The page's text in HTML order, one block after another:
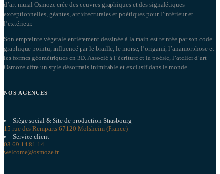
d’art mural Osmoze crée des oeuvres graphiques et des signalétiques
exceptionnelles, géantes, architecturales et poétiques pour l’intérieur et
l’extérieur.
Son empreinte végétale entièrement dessinée à la main est teintée par son code
graphique pointu, influencé par le braille, le morse, l’origami, l’anamorphose et
les formes géométriques en 3D. Associé à l’écriture et la poésie, l’atelier d’art
Osmoze offre un style désormais inimitable et exclusif dans le monde.
NOS AGENCES
Siège social & Site de production Strasbourg
15 rue des Remparts 67120 Molsheim (France)
Service client
03 69 14 81 14
welcome@osmoze.fr